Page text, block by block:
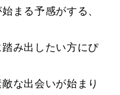
まる予感がする、
み出したい方にぴ
な出会いが始まり